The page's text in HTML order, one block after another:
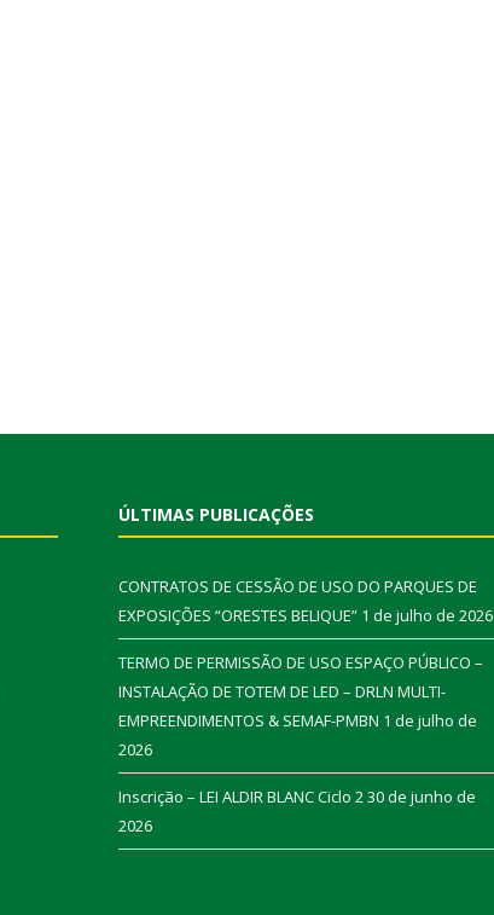
ÚLTIMAS PUBLICAÇÕES
CONTRATOS DE CESSÃO DE USO DO PARQUES DE
EXPOSIÇÕES “ORESTES BELIQUE” 1 de julho de 2026
TERMO DE PERMISSÃO DE USO ESPAÇO PÚBLICO –
INSTALAÇÃO DE TOTEM DE LED – DRLN MULTI-
EMPREENDIMENTOS & SEMAF-PMBN 1 de julho de
2026
Inscrição – LEI ALDIR BLANC Ciclo 230 de junho de
2026